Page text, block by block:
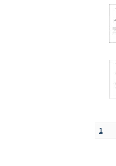
1